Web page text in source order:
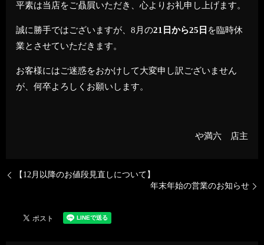
平素は当店をご贔屓いただき、心よりお礼申し上げます。
誠に勝手ではございますが、8月の21日から25日 を臨時休
業とさせていただきます。
お客様にはご迷惑をおかけして大変申し訳ございません
が、何卒よろしくお願いします。
や満六 店主
【12月以降のお値段見直しについて】
年末年始の営業のお知らせ